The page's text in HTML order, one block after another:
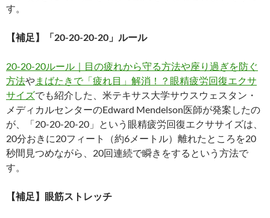
す。
【補足】「20-20-20-20」ルール
20-20-20ルール｜目の疲れから守る方法や座り過ぎを防ぐ
方法やまばたきで「疲れ目」解消！？眼精疲労回復エクサ
サイズでも紹介した、米テキサス大学サウスウェスタン・
メディカルセンターのEdward Mendelson医師が発案したの
が、「20-20-20-20」という眼精疲労回復エクササイズは、
20分おきに20フィート（約6メートル）離れたところを20
秒間見つめながら、20回連続で瞬きをするという方法で
す。
【補足】眼筋ストレッチ